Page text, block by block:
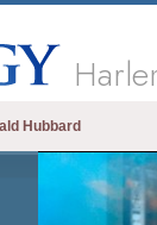
Hubbard